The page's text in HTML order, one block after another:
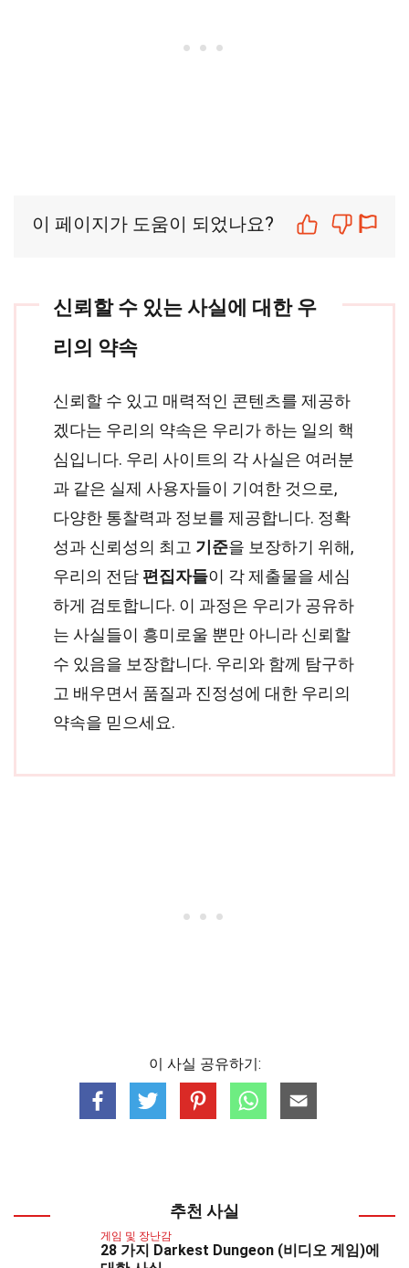
이 페이지가 도움이 되었나요?
신뢰할 수 있는 사실에 대한 우
리의 약속
신뢰할 수 있고 매력적인 콘텐츠를 제공하
겠다는 우리의 약속은 우리가 하는 일의 핵
심입니다. 우리 사이트의 각 사실은 여러분
과 같은 실제 사용자들이 기여한 것으로,
다양한 통찰력과 정보를 제공합니다. 정확
성과 신뢰성의 최고 기준을 보장하기 위해,
우리의 전담 편집자들이 각 제출물을 세심
하게 검토합니다. 이 과정은 우리가 공유하
는 사실들이 흥미로울 뿐만 아니라 신뢰할
수 있음을 보장합니다. 우리와 함께 탐구하
고 배우면서 품질과 진정성에 대한 우리의
약속을 믿으세요.
이 사실 공유하기:
추천 사실
게임 및 장난감
28 가지 Darkest Dungeon (비디오 게임)에